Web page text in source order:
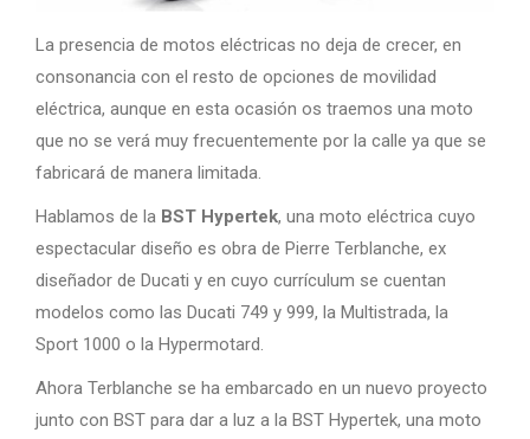
La presencia de motos eléctricas no deja de crecer, en
consonancia con el resto de opciones de movilidad
eléctrica, aunque en esta ocasión os traemos una moto
que no se verá muy frecuentemente por la calle ya que se
fabricará de manera limitada.
Hablamos de la BST Hypertek, una moto eléctrica cuyo
espectacular diseño es obra de Pierre Terblanche, ex
diseñador de Ducati y en cuyo currículum se cuentan
modelos como las Ducati 749 y 999, la Multistrada, la
Sport 1000 o la Hypermotard.
Ahora Terblanche se ha embarcado en un nuevo proyecto
junto con BST para dar a luz a la BST Hypertek, una moto